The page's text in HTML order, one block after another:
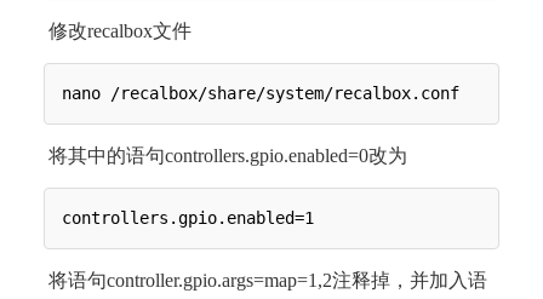
修改recalbox文件
将其中的语句controllers.gpio.enabled=0改为
将语句controller.gpio.args=map=1,2注释掉，并加入语